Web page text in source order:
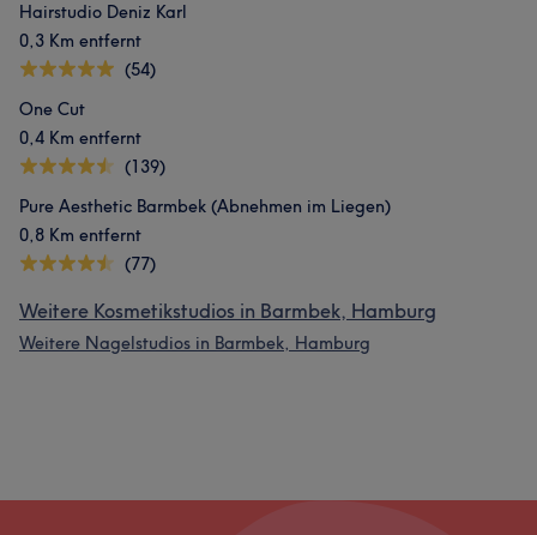
Hairstudio Deniz Karl
0,3 Km entfernt
(54)
One Cut
0,4 Km entfernt
(139)
Pure Aesthetic Barmbek (Abnehmen im Liegen)
0,8 Km entfernt
(77)
Weitere Kosmetikstudios in Barmbek, Hamburg
Weitere Nagelstudios in Barmbek, Hamburg